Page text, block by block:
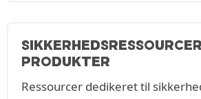
PRODUKTER
Ressourcer dedikeret til